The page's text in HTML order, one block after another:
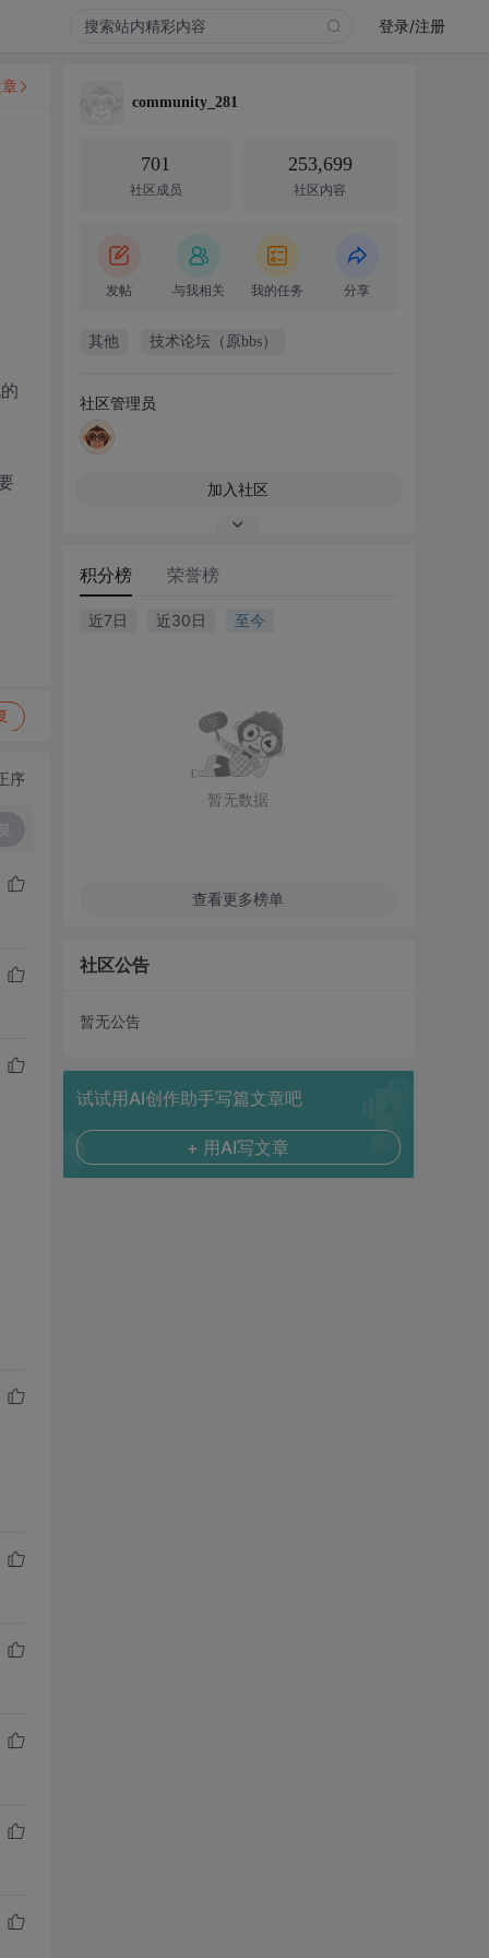
登录/注册
序
community_281
701
社区成员
253,699
社区内容
发帖 与我相关 我的任务 分享
其他 技术论坛（原bbs）
社区管理员
加入社区
积分榜 荣誉榜
近7日 近30日 至今
暂无数据
查看更多榜单
社区公告
暂无公告
试试用AI创作助手写篇文章吧
+ 用AI写文章